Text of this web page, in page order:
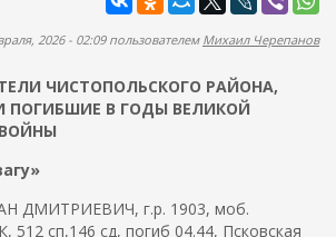
2026 - 02:09 пользователем Михаил Черепанов
ЧИСТОПОЛЬСКОГО РАЙОНА,
ПОГИБШИЕ В ГОДЫ ВЕЛИКОЙ
ДМИТРИЕВИЧ, г.р. 1903, моб.
512 сп,146 сд, погиб 04.44, Псковская